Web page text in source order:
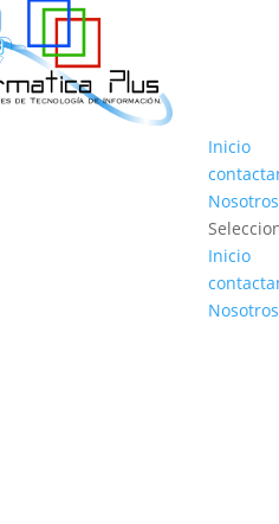
Inicio
Nosotros
Inicio
Nosotros